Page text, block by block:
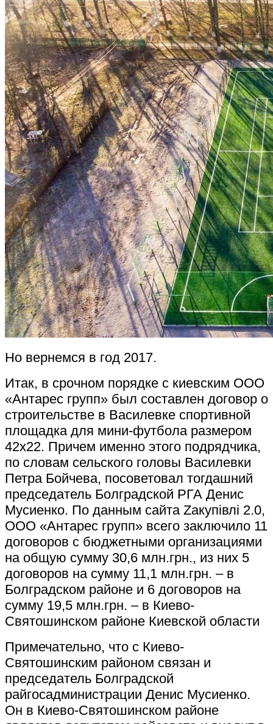
Но вернемся в год 2017.
Итак, в срочном порядке с киевским ООО
«Антарес групп» был составлен договор о
строительстве в Василевке спортивной
площадка для мини-футбола размером
42х22. Причем именно этого подрядчика,
по словам сельского головы Василевки
Петра Бойчева, посоветовал тогдашний
председатель Болградской РГА Денис
Мусиенко. По данным сайта Zакупівлі 2.0,
ООО «Антарес групп» всего заключило 11
договоров с бюджетными организациями
на общую сумму 30,6 млн.грн., из них 5
договоров на сумму 11,1 млн.грн. – в
Болградском районе и 6 договоров на
сумму 19,5 млн.грн. – в Киево-
Святошинском районе Киевской области
Примечательно, что с Киево-
Святошинским районом связан и
председатель Болградской
райгосадминистрации Денис Мусиенко.
Он в Киево-Святошинском районе